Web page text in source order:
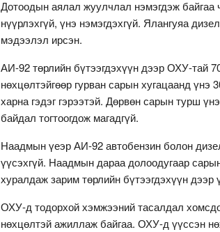
Дотоодын аялал жуулчлал нэмэгдэж
нүүрлэхгүй, үнэ нэмэгдэхгүй. Ялангуяа
мэдээлэл ирсэн.
АИ-92 төрлийн бүтээгдэхүүн дээр ОХУ-тай
нөхцөлтэйгөөр гурван сарын хугацаанд
харна гэдэг гэрээтэй. Дөрвөн сарын турш
байдал тогтоогдож магадгүй.
Наадмын үеэр АИ-92 автобензин болон
үүсэхгүй. Наадмын дараа долоодугаар
хуралдаж зарим төрлийн бүтээгдэхүүн
ОХУ-д тодорхой хэмжээний тасалдал
нөхцөлтэй ажиллаж байгаа. ОХУ-д үүссэн